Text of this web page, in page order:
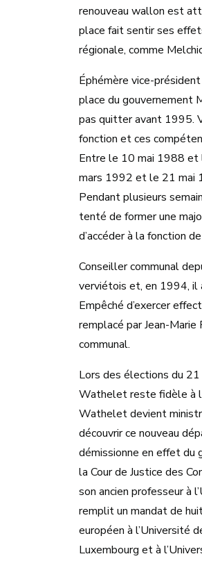
renouveau wallon est
place fait sentir ses
régionale, comme
Éphémère vice-
place du gouvernement
pas quitter avant 1995.
fonction et ces
Entre le 10 mai 1988 et
mars 1992 et le 21 mai
Pendant plusieurs
tenté de former une
d’accéder à la fonction
Conseiller communal
verviétois et, en 1994, il
Empêché d’exercer
remplacé par Jean-
communal.
Lors des élections du
Wathelet reste fidèle à
Wathelet devient
découvrir ce nouveau
démissionne en effet du
la Cour de Justice des
son ancien professeur à
remplit un mandat de
européen à l’Université
Luxembourg et à